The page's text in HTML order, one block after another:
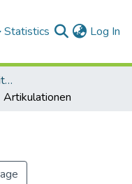
Statistics Log In
Collezioni Digitali Università della Calabria
Artikulationen